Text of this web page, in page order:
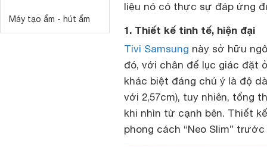
Máy tạo ẩm - hút ẩm
liệu nó có thực sự đáp ứng
1. Thiết kế tinh tế, hiện đại
Tivi Samsung này sở hữu
đó, với chân đế lục giác đặt
khác biệt đáng chú ý là độ
với 2,57cm), tuy nhiên, tổng
khi nhìn từ cạnh bên. Thiết
phong cách “Neo Slim” trước